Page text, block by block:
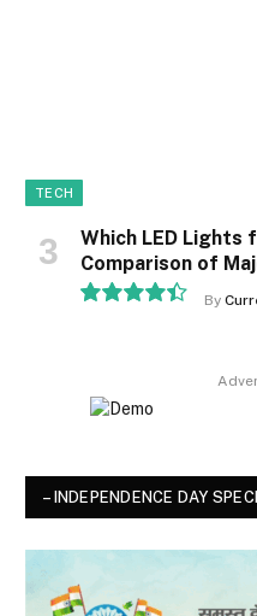
TECH
Which LED Lights
Comparison of
By
– INDEPENDENCE DAY